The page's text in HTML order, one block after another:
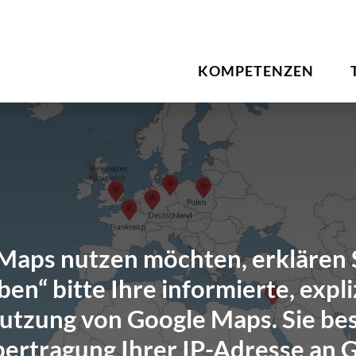
KOMPETENZEN
nutzen möchten, erklären
bitte Ihre informierte,
von Google Maps. Sie
Ihrer IP-Adresse an